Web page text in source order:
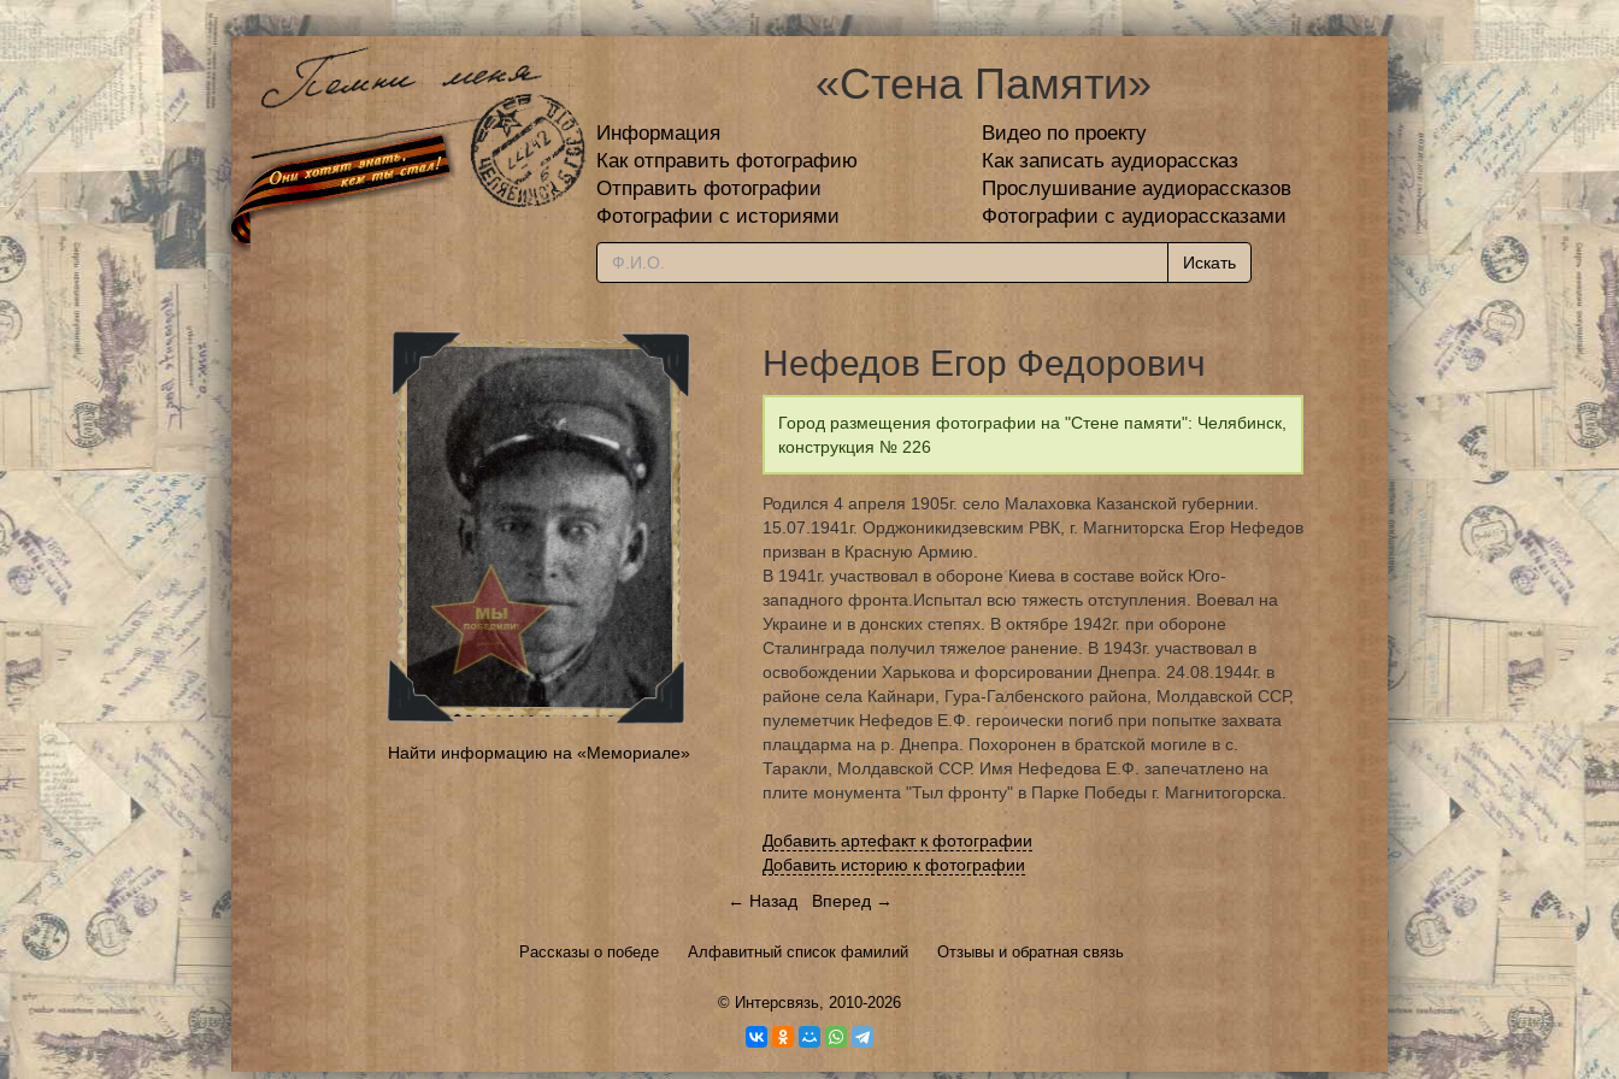
«Стена Памяти»
Информация
Видео по проекту
Как отправить фотографию
Как записать аудиорассказ
Отправить фотографии
Прослушивание аудиорассказов
Фотографии с историями
Фотографии с аудиорассказами
Найти информацию на «Мемориале»
Нефедов Егор Федорович
Город размещения фотографии на "Стене памяти": Челябинск,
конструкция № 226
Родился 4 апреля 1905г. село Малаховка Казанской губернии.
15.07.1941г. Орджоникидзевским РВК, г. Магниторска Егор Нефедов
призван в Красную Армию.
В 1941г. участвовал в обороне Киева в составе войск Юго-
западного фронта.Испытал всю тяжесть отступления. Воевал на
Украине и в донских степях. В октябре 1942г. при обороне
Сталинграда получил тяжелое ранение. В 1943г. участвовал в
освобождении Харькова и форсировании Днепра. 24.08.1944г. в
районе села Кайнари, Гура-Галбенского района, Молдавской ССР,
пулеметчик Нефедов Е.Ф. героически погиб при попытке захвата
плацдарма на р. Днепра. Похоронен в братской могиле в с.
Таракли, Молдавской ССР. Имя Нефедова Е.Ф. запечатлено на
плите монумента "Тыл фронту" в Парке Победы г. Магнитогорска.
Добавить артефакт к фотографии
Добавить историю к фотографии
← Назад
Вперед →
Рассказы о победе Алфавитный список фамилий Отзывы и обратная связь
© Интерсвязь, 2010-2026